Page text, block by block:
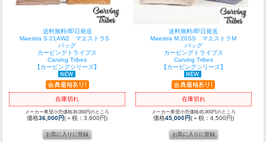
送料無料/即日発送
Maestra S 21AW2 マエストラS
バッグ
カービングトライブス
Carving Tribes
【カービングシリーズ】
在庫切れ
メーカー希望小売価格36,000円のところ
価格36,000円(＋税：3,600円)
送料無料/即日発送
Maestra M 20SS マエストラM
バッグ
カービングトライブス
Carving Tribes
【カービングシリーズ】
在庫切れ
メーカー希望小売価格45,000円のところ
価格45,000円(＋税：4,500円)